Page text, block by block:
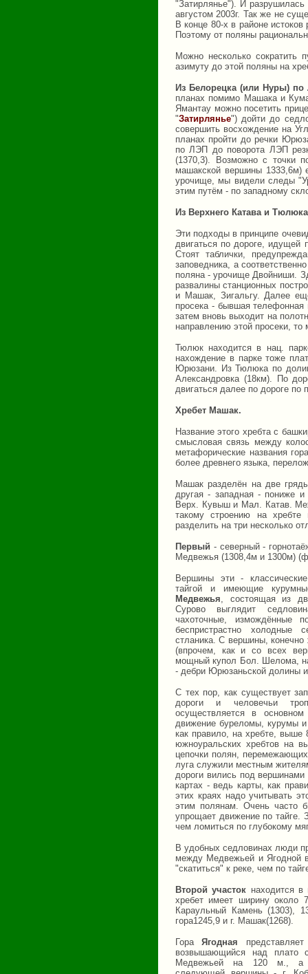
"Затирлянье"). И
августом 2003г. Так же не
В конце 80-х в районе
Поэтому от поляны
Можно несколько сократить
азимуту до этой поляны на
Из Белорецка (или Нуры)
планах помимо Машака и
Ямантау можно посетить
"Затирлянье") дойти до
совершить восхождение на
планах пройти до речки
по ЛЭП до поворота ЛЭП
(1370,3). Возможно с точки
машакской вершины 1333,6м)
урочище, мы видели следы
этим путём - по западному
Из Верхнего Катава и
Эти подходы в принципе
двигаться по дороге, идущей
Стоят таблички,
заповедника, а
поляна - урочище Двойниши.
развалины станционных
и Машак, Зигальгу. Далее
просека - бывшая телефонная
затем вновь выходит на
направлению этой просеки,
Тюлюк находится в нац.
нахождение в парке тоже
Юрюзани. Из Тюлюка по
Александровка (18км). По
двигаться далее по дороге
Хребет Машак.
Название этого хребта с
смысловая связь между
метафорические названия
более древнего языка,
Машак разделён на две
другая - западная - пониже
Верх. Кувыш и Мал. Катав.
такому строению на
разделить на три несколько
Первый - северный -
Медвежья (1308,4м и 1300м)
Вершины эти -
тайгой и имеющие
Медвежья , состоящая из
Сурово выглядит
чахоточные, измождённые
беспристрастно холодные
стланика. С вершины,
(впрочем, как и со всех
мощный купол Бол. Шелома,
- дебри Юрюзаньской долины
С тех пор, как существует
дороги и человечьи
осуществляется в
движение буреломы, курумы
как правило, на хребте, выше
южноуральских хребтов на
цепочки полян,
луга служили местным
дороги вились под
картах - ведь карты, как
этих краях надо учитывать
этим полянам. Очень часто
упрощает движение по тайге.
чем ломиться по глубокому
В удобных седловинах люди
между Медвежьей и Ягодной
"скатиться" к реке, чем по
Второй участок находится
хребет имеет ширину около
Караульный Камень (1303),
гора1245,9 и г. Машак(1268).
ГораЯгодная
возвышающийся над плато
Медвежьей на 120 м., а